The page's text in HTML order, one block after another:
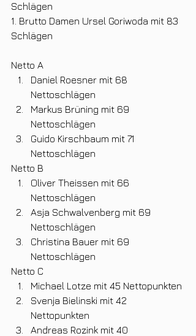
Schlägen
1. Brutto Damen Ursel Goriwoda mit 83
Schlägen
Netto A
Daniel Roesner mit 68
Nettoschlägen
Markus Brüning mit 69
Nettoschlägen
Guido Kirschbaum mit 71
Nettoschlägen
Netto B
Oliver Theissen mit 66
Nettoschlägen
Asja Schwalvenberg mit 69
Nettoschlägen
Christina Bauer mit 69
Nettoschlägen
Netto C
Michael Lotze mit 45 Nettopunkten
Svenja Bielinski mit 42
Nettopunkten
Andreas Rozink mit 40